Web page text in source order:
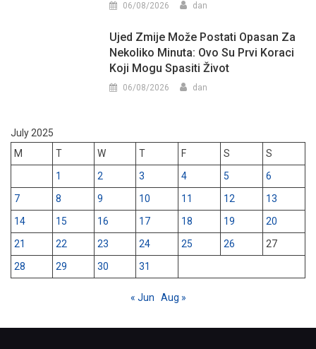
06/08/2026 dan
Ujed Zmije Može Postati Opasan Za
Nekoliko Minuta: Ovo Su Prvi Koraci
Koji Mogu Spasiti Život
06/08/2026 dan
July 2025
M
T W T F S
S
1
2 3 4 5
6
7
8 9 10 11 12
13
14
15 16 17 18 19
20
21
22 23 24 25 26
27
28
29 30 31
« Jun Aug »